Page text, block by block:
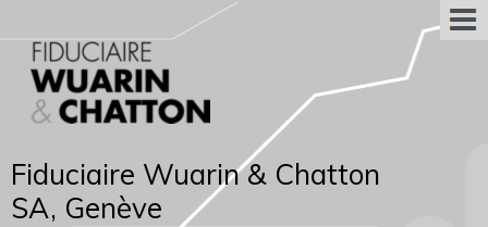
Fiduciaire Wuarin & Chatton
SA, Genève